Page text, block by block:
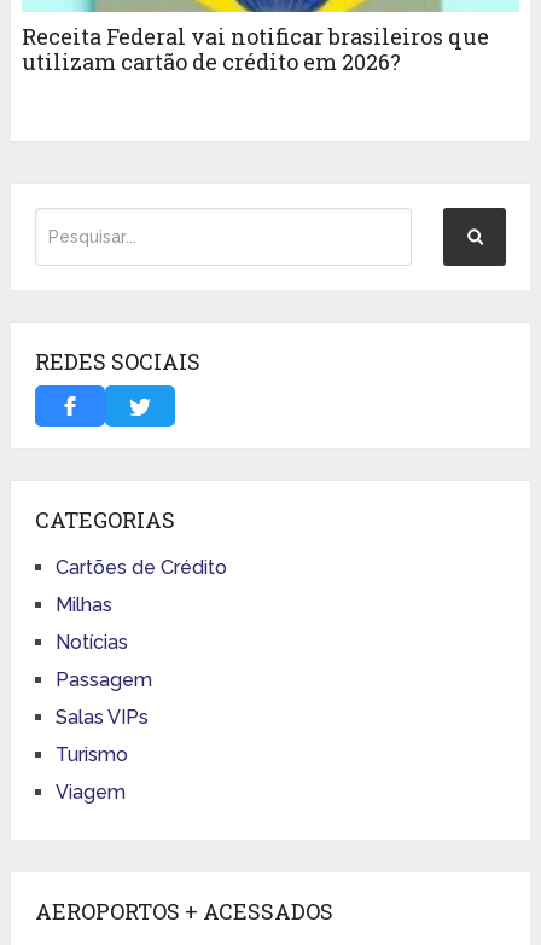
Receita Federal vai notificar brasileiros que
utilizam cartão de crédito em 2026?
REDES SOCIAIS
CATEGORIAS
Cartões de Crédito
Milhas
Notícias
Passagem
Salas VIPs
Turismo
Viagem
AEROPORTOS + ACESSADOS